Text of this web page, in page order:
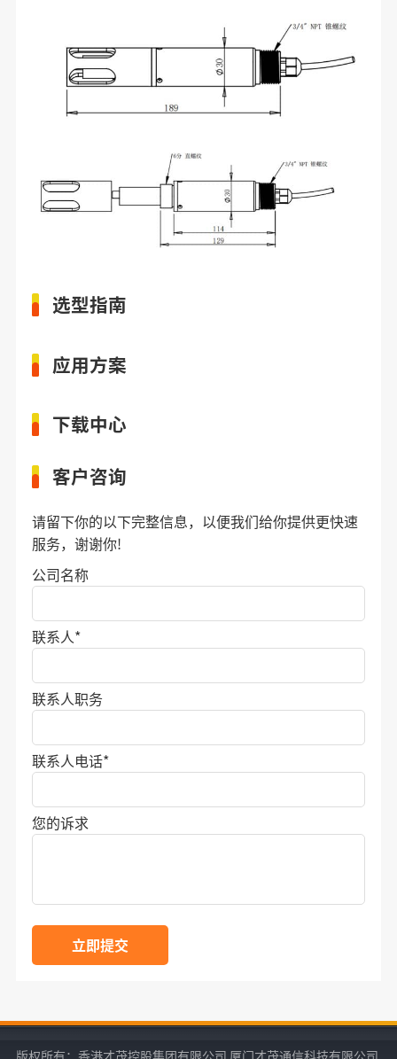
选型指南
应用方案
下载中心
客户咨询
请留下你的以下完整信息，以便我们给你提供更快速
服务，谢谢你!
公司名称
联系人*
联系人职务
联系人电话*
您的诉求
立即提交